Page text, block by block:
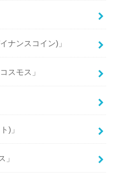
ナンスコイン)」
スモス」
)」
」